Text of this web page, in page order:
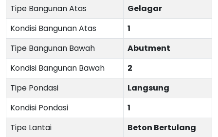
Tipe Bangunan Atas
Gelagar
Kondisi Bangunan Atas
1
Tipe Bangunan Bawah
Abutment
Kondisi Bangunan Bawah
2
Tipe Pondasi
Langsung
Kondisi Pondasi
1
Tipe Lantai
Beton Bertulang